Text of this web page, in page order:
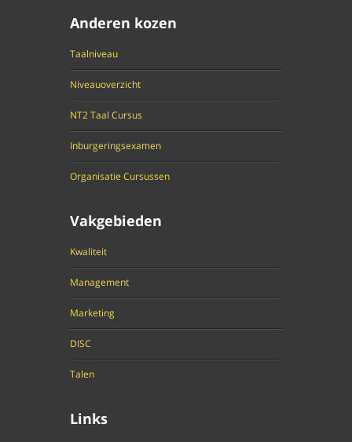
Anderen kozen
Taalniveau
Niveauoverzicht
NT2 Taal Cursus
Inburgeringsexamen
Organisatie Cursussen
Vakgebieden
Kwaliteit
Management
Marketing
DISC
Talen
Links